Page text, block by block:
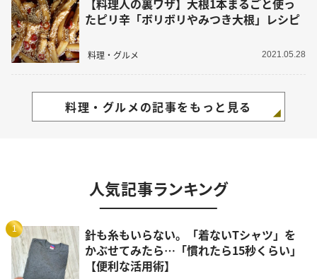
たピリ辛「ボリボリやみつき大根」レシピ
料理・グルメ 2021.05.28
料理・グルメの記事をもっと見る
人気記事ランキング
1
針も糸もいらない。「着ないTシャツ」を
かぶせてみたら…「慣れたら15秒くらい」
【便利な活用術】